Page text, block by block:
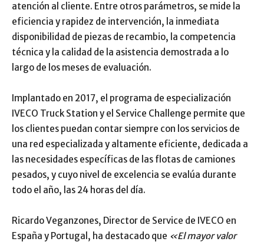
atención al cliente. Entre otros parámetros, se mide la
eficiencia y rapidez de intervención, la inmediata
disponibilidad de piezas de recambio, la competencia
técnica y la calidad de la asistencia demostrada a lo
largo de los meses de evaluación.
Implantado en 2017, el programa de especialización
IVECO Truck Station y el Service Challenge permite que
los clientes puedan contar siempre con los servicios de
una red especializada y altamente eficiente, dedicada a
las necesidades específicas de las flotas de camiones
pesados, y cuyo nivel de excelencia se evalúa durante
todo el año, las 24 horas del día.
Ricardo Veganzones, Director de Service de IVECO en
España y Portugal, ha destacado que «El mayor valor